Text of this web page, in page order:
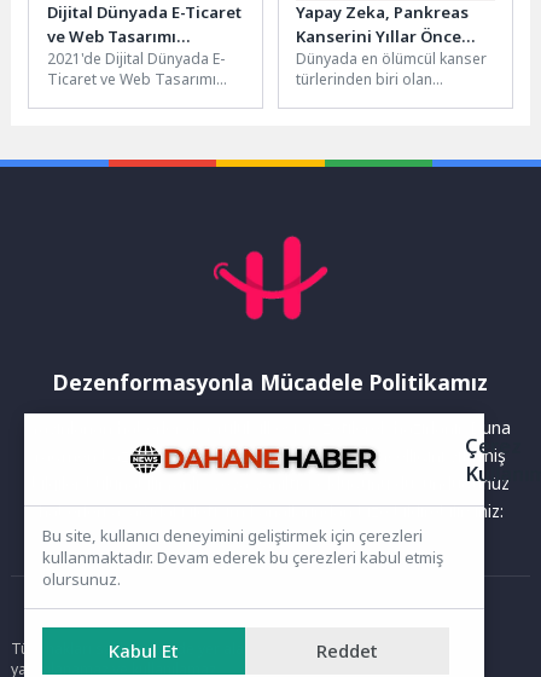
Dijital Dünyada E-Ticaret
ve Web Tasarımı
Uzmanlığı
2021'de Dijital Dünyada E-
Ticaret ve Web Tasarımı
Yapay Zeka, Pankreas
Kanserini Yıllar Önce
Fark Etti
Dünyada en ölümcül kanser
türlerinden biri olan
Dezenformasyonla Mücadele Politikamız
Yayınlanan haberler doğruluk ilkesi gözetilerek hazırlanır. Buna
rağmen bazı içeriklerde eksik, hatalı veya güncelliğini yitirmiş
bilgiler bulunabilir.Yanlış veya yanıltıcı olduğunu düşündüğünüz
haberleri aşağıdaki iletişim kanallarından bize bildirebilirsiniz:
Ana Sayfa
Tüm hakları saklıdır. Sitede yer alan içerikler izinsiz kopyalanamaz,
yayımlanamaz ve kullanılamaz.
Çerez
Bu site, kullanıcı deneyimini geliştirmek için çerezleri
kullanmaktadır. Devam ederek bu çerezleri kabul etmiş
olursunuz.
Kabul Et Reddet